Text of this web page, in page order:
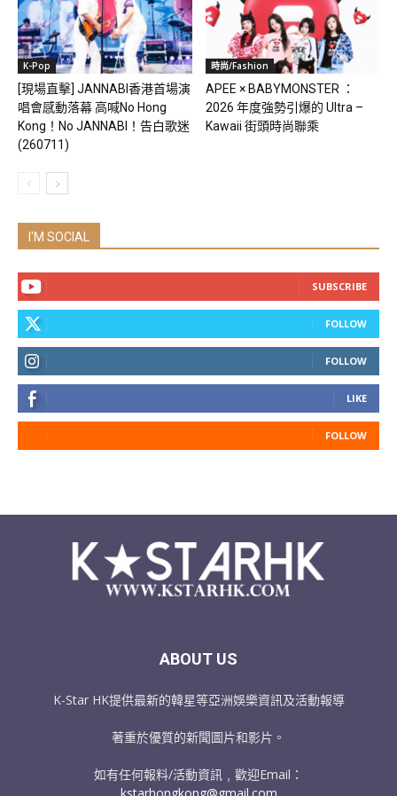
K-Pop
[現場直擊] JANNABI香港首場演
唱會感動落幕 高喊No Hong
Kong！No JANNABI！告白歌迷
(260711)
時尚/Fashion
APEE × BABYMONSTER ：
2026 年度強勢引爆的 Ultra –
Kawaii 街頭時尚聯乘
I'M SOCIAL
SUBSCRIBE
FOLLOW
FOLLOW
LIKE
FOLLOW
ABOUT US
K-Star HK提供最新的韓星等亞洲娛樂資訊及活動報導
著重於優質的新聞圖片和影片。
如有任何報料/活動資訊﹐歡迎Email：